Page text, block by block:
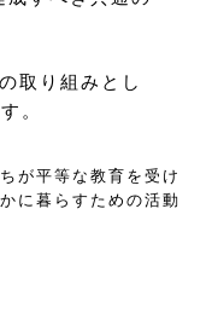
取り組みとし
。
が平等な教育を受け
に暮らすための活動